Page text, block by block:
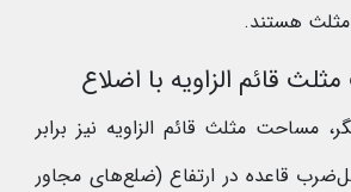
قائم الزاویه با اضلاع
مساحت مثلث قائم الزاویه نیز برابر
قاعده در ارتفاع (ضلع‌های مجاور